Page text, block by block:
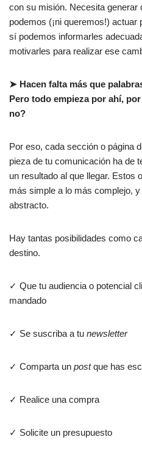
con su misión. Necesita generar
podemos (¡ni queremos!)
sí podemos informarles
motivarles para realizar ese
➤ Hacen falta más que
Pero todo empieza por ahí,
no?
Por eso, cada sección o página
pieza de tu comunicación ha de
un resultado al que llegar. Estos
más simple a lo más complejo,
abstracto.
Hay tantas posibilidades como
destino.
✓ Que tu audiencia o potencial
mandado
✓ Se suscriba a tu newsletter
✓ Comparta un postque has
✓ Realice una compra
✓ Solicite un presupuesto